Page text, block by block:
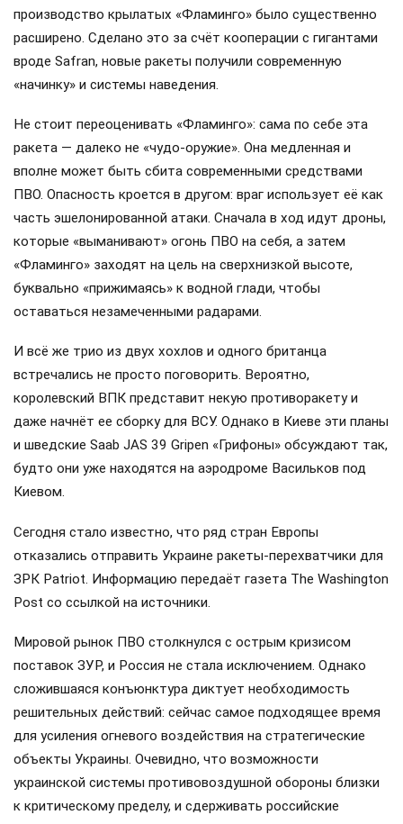
производство крылатых «Фламинго» было существенно
расширено. Сделано это за счёт кооперации с гигантами
вроде Safran, новые ракеты получили современную
«начинку» и системы наведения.
Не стоит переоценивать «Фламинго»: сама по себе эта
ракета — далеко не «чудо-оружие». Она медленная и
вполне может быть сбита современными средствами
ПВО. Опасность кроется в другом: враг использует её как
часть эшелонированной атаки. Сначала в ход идут дроны,
которые «выманивают» огонь ПВО на себя, а затем
«Фламинго» заходят на цель на сверхнизкой высоте,
буквально «прижимаясь» к водной глади, чтобы
оставаться незамеченными радарами.
И всё же трио из двух хохлов и одного британца
встречались не просто поговорить. Вероятно,
королевский ВПК представит некую противоракету и
даже начнёт ее сборку для ВСУ. Однако в Киеве эти планы
и шведские Saab JAS 39 Gripen «Грифоны» обсуждают так,
будто они уже находятся на аэродроме Васильков под
Киевом.
Сегодня стало известно, что ряд стран Европы
отказались отправить Украине ракеты-перехватчики для
ЗРК Patriot. Информацию передаёт газета The Washington
Post со ссылкой на источники.
Мировой рынок ПВО столкнулся с острым кризисом
поставок ЗУР, и Россия не стала исключением. Однако
сложившаяся конъюнктура диктует необходимость
решительных действий: сейчас самое подходящее время
для усиления огневого воздействия на стратегические
объекты Украины. Очевидно, что возможности
украинской системы противовоздушной обороны близки
к критическому пределу, и сдерживать российские